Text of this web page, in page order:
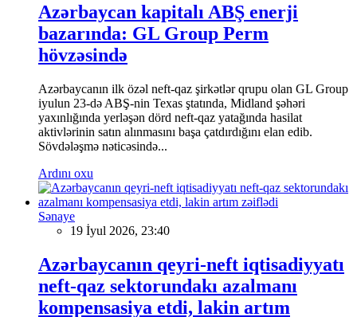
Azərbaycan kapitalı ABŞ enerji
bazarında: GL Group Perm
hövzəsində
Azərbaycanın ilk özəl neft-qaz şirkətlər qrupu olan GL Group
iyulun 23-də ABŞ-nin Texas ştatında, Midland şəhəri
yaxınlığında yerləşən dörd neft-qaz yatağında hasilat
aktivlərinin satın alınmasını başa çatdırdığını elan edib.
Sövdələşmə nəticəsində...
Ardını oxu
Sənaye
19 İyul 2026, 23:40
Azərbaycanın qeyri-neft iqtisadiyyatı
neft-qaz sektorundakı azalmanı
kompensasiya etdi, lakin artım